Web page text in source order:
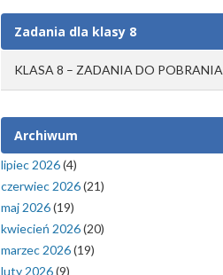
Zadania dla klasy 8
KLASA 8 – ZADANIA DO POBRANIA
Archiwum
lipiec 2026(4)
czerwiec 2026(21)
maj 2026(19)
kwiecień 2026(20)
marzec 2026(19)
luty 2026(9)